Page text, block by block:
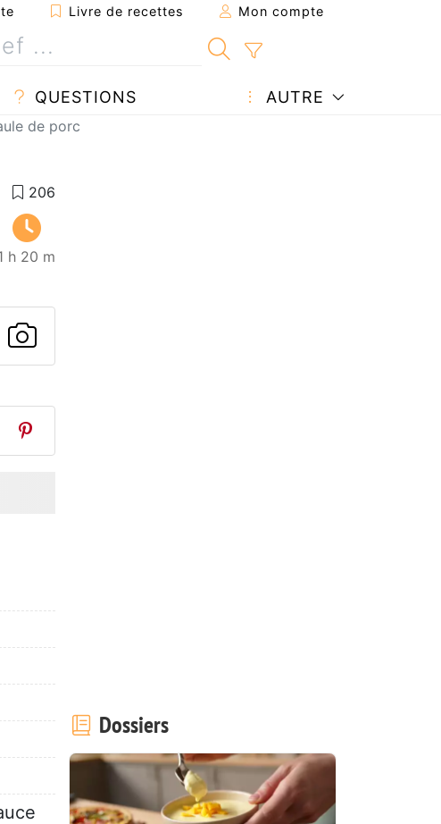
Livre de recettes Mon compte
QUESTIONS AUTRE
de porc
h 20 m
recette à un ami
cette page
une question à l'auteur
Publier votre photo de cette
Dossiers